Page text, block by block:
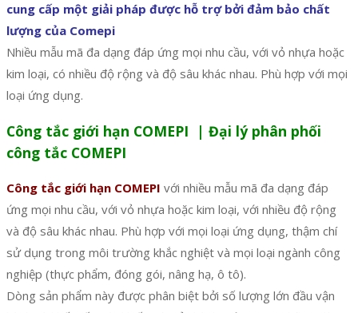
cung cấp một giải pháp được hỗ trợ bởi đảm bảo chất
lượng của Comepi
Nhiều mẫu mã đa dạng đáp ứng mọi nhu cầu, với vỏ nhựa hoặc
kim loại, có nhiều độ rộng và độ sâu khác nhau. Phù hợp với mọi
loại ứng dụng.
Công tắc giới hạn COMEPI | Đại lý phân phối
công tắc COMEPI
Công tắc giới hạn COMEPI với nhiều mẫu mã đa dạng đáp
ứng mọi nhu cầu, với vỏ nhựa hoặc kim loại, với nhiều độ rộng
và độ sâu khác nhau. Phù hợp với mọi loại ứng dụng, thậm chí
sử dụng trong môi trường khắc nghiệt và mọi loại ngành công
nghiệp (thực phẩm, đóng gói, nâng hạ, ô tô).
Dòng sản phẩm này được phân biệt bởi số lượng lớn đầu vận